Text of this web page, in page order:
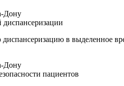
Дону
диспансеризации
в выделенное
Дону
пациентов